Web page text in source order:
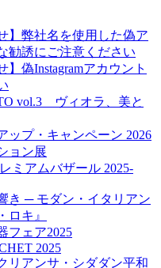
】弊社名を使用した偽ア
勧誘にご注意ください
】偽Instagramアカウント
vol.3 ヴィオラ、美と
ップ・キャンペーン 2026
ョン展
ミアムバザール 2025-
き ─ モダン・イタリアン
ロキ』
フェア2025
2025
リアンサ・シダダン平和